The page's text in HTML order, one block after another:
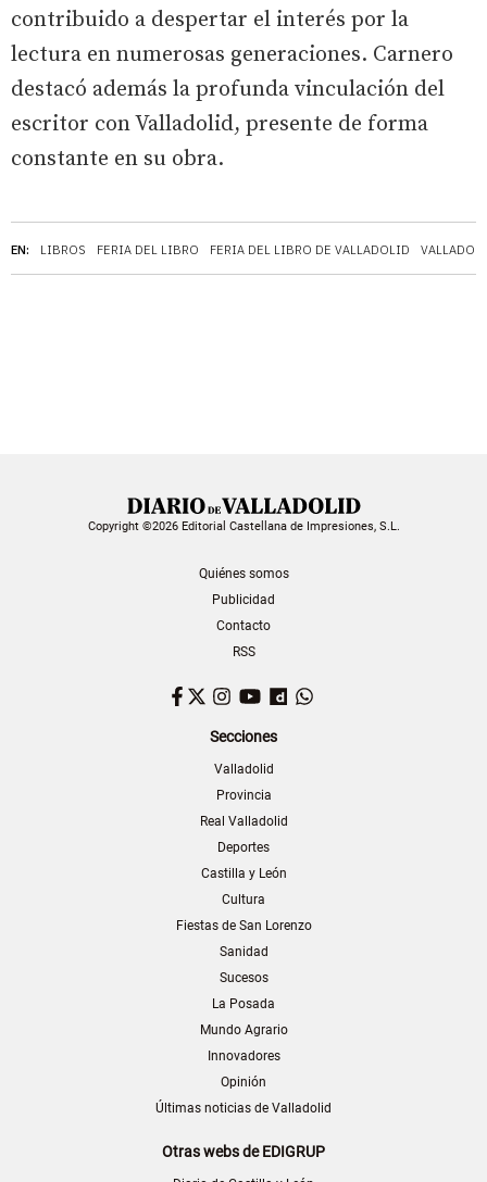
EN: LIBROS FERIA DEL LIBRO FERIA DEL LIBRO DE VALLADOLID
contribuido a despertar el interés por la
lectura en numerosas generaciones. Carnero
destacó además la profunda vinculación del
escritor con Valladolid, presente de forma
constante en su obra.
Copyright ©2026 Editorial Castellana de Impresiones, S.L.
Quiénes somos
Publicidad
Contacto
RSS
Facebook
TwitterInstagram
YouTubeDailymotion
Secciones
Valladolid
Provincia
Real Valladolid
Deportes
Castilla y León
Cultura
Fiestas de San Lorenzo
Sanidad
Sucesos
La Posada
Mundo Agrario
Innovadores
Opinión
Últimas noticias de Valladolid
Otras webs de EDIGRUP